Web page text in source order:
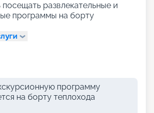
развлекательные и
программы на борту
программу
на борту теплохода